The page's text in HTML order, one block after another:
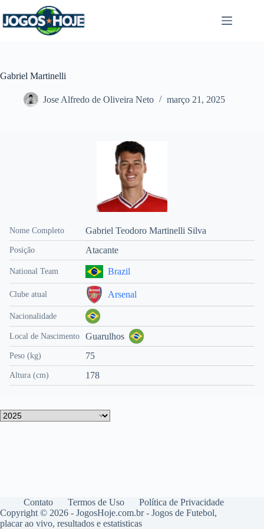
para
o
Gabriel Martinelli
Jose Alfredo de Oliveira Neto março 21, 2025
Nome Completo Gabriel Teodoro Martinelli Silva
Posição Atacante
National Team Brazil
Clube atual Arsenal
Nacionalidade
Local de Nascimento Guarulhos
Peso (kg) 75
Altura (cm) 178
Contato Termos de Uso
Política de Privacidade
Copyright © 2026 - JogosHoje.com.br - Jogos de Futebol,
placar ao vivo, resultados e estatisticas